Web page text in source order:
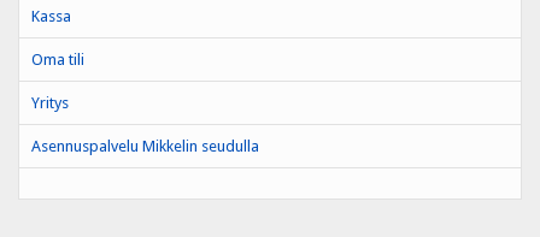
Kassa
Oma tili
Yritys
Asennuspalvelu Mikkelin seudulla